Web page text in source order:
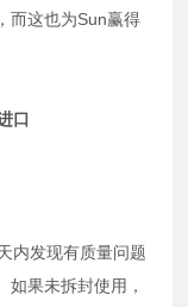
而这也为Sun赢得
口
内发现有质量问题
果未拆封使用，